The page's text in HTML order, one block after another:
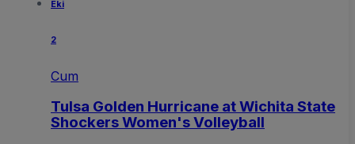
Eki
2
Cum
Tulsa Golden Hurricane at Wichita State
Shockers Women's Volleyball